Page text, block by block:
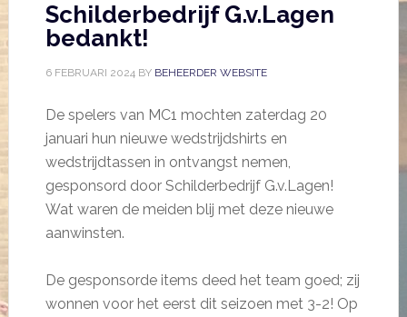
Schilderbedrijf G.v.Lagen
bedankt!
6 FEBRUARI 2024BY BEHEERDER WEBSITE
De spelers van MC1 mochten zaterdag 20
januari hun nieuwe wedstrijdshirts en
wedstrijdtassen in ontvangst nemen,
gesponsord door Schilderbedrijf G.v.Lagen!
Wat waren de meiden blij met deze nieuwe
aanwinsten.
De gesponsorde items deed het team goed; zij
wonnen voor het eerst dit seizoen met 3-2! Op